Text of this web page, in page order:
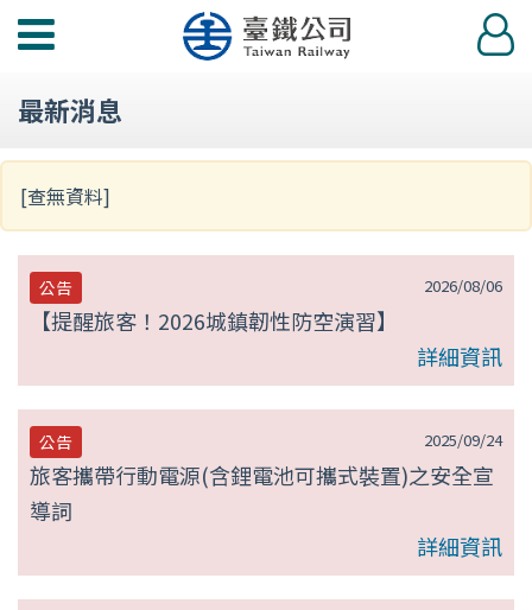
功
選
登
入
最新消息
[查無資料]
2026/08/06
公告
【提醒旅客！2026城鎮韌性防空演習】
詳細資訊
2025/09/24
公告
旅客攜帶行動電源(含鋰電池可攜式裝置)之安全宣
導詞
詳細資訊